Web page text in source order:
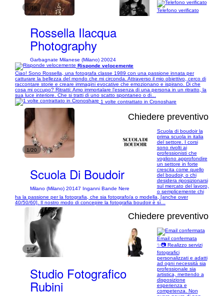
1/18
Rossella Ilacqua
Photography
Garbagnate Milanese (Milano) 20024
Telefono verificato
Risponde velocemente
Ciao! Sono Rossella, una fotografa classe 1989 con una passione innata per
catturare la bellezza del mondo che mi circonda. Attraverso il mio obiettivo, cerco di
raccontare storie e creare immagini evocative che emozionano e ispirano. Di che
cosa mi occupo? Ritratti: Amo immortalare l’essenza di una persona in un ritratto, la
sua luce interiore. Che si tratti di uno scatto spontaneo o di...
1 volte contrattato in Cronoshare
1/20
Chiedere preventivo
Scuola Di Boudoir
Milano (Milano) 20147 Inganni Bande Nere
Scuola di boudoir la
prima scuola in italia
del settore. I corsi
sono rivolti ai
professionisti che
vogliono approfondire
un settore in forte
crescita come quello
del boudoir, o chi
desidera riposizionarsi
sul mercato del lavoro,
o semplicemente chi
ha la passione per la fotografia, che sia fotografo/a o modella, [anche over
40/50/60]. Il nostro modo di concepire la fotografia boudoir è sì...
1/8
Chiedere preventivo
Studio Fotografico
Rubini
Email confermata
​✨📷 Realizzo servizi
fotografici
personalizzati e adatti
ad ogni necessità sia
professionale sia
artistica, mettendo a
disposizione
esperienza e
competenza. Non